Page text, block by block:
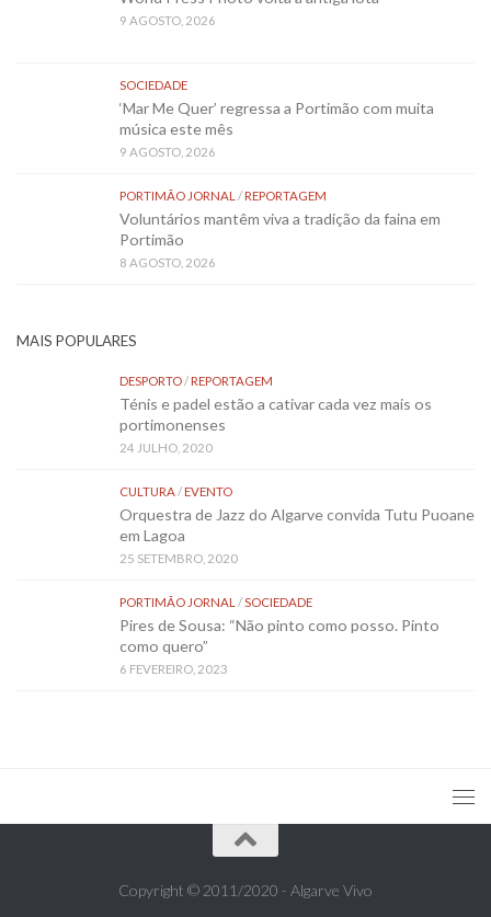
9 AGOSTO, 2026
SOCIEDADE
‘Mar Me Quer’ regressa a Portimão com muita
música este mês
9 AGOSTO, 2026
PORTIMÃO JORNAL /REPORTAGEM
Voluntários mantêm viva a tradição da faina em
Portimão
8 AGOSTO, 2026
MAIS POPULARES
DESPORTO/REPORTAGEM
Ténis e padel estão a cativar cada vez mais os
portimonenses
24 JULHO, 2020
CULTURA/EVENTO
Orquestra de Jazz do Algarve convida Tutu Puoane
em Lagoa
25 SETEMBRO, 2020
PORTIMÃO JORNAL /SOCIEDADE
Pires de Sousa: “Não pinto como posso. Pinto
como quero”
6 FEVEREIRO, 2023
Copyright © 2011/2020 - Algarve Vivo